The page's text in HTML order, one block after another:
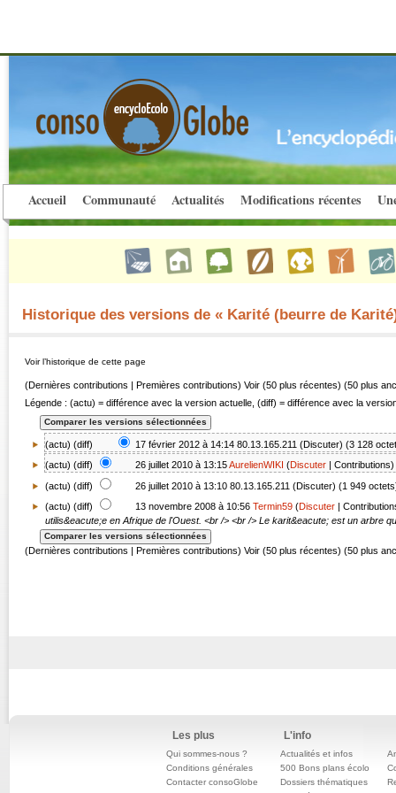
Accueil Communauté Actualités Modifications récentes
Historique des versions de « Karité (beurre de
Voir l’historique de cette page
(Dernières contributions | Premières contributions) Voir (50 plus récentes) (50 plus
Légende : (actu) = différence avec la version actuelle, (diff) = différence avec la
(actu) (diff) 17 février 2012 à 14:14 80.13.165.211 (Discuter) (3 128
(actu) (diff) 26 juillet 2010 à 13:15AurelienWIKI (Discuter Contributions)
(actu) (diff) 26 juillet 2010 à 13:10 80.13.165.211 (Discuter) (1 949
(actu) (diff) 13 novembre 2008 à 10:56 Termin59 (Discuter |
utilis&eacute;e en Afrique de l'Ouest. <br /> <br /> Le karit&eacute; est un arbre
(Dernières contributions | Premières contributions) Voir (50 plus récentes) (50 plus
Les plus
Qui sommes-nous ?
Conditions générales
Contacter consoGlobe
L'info
Actualités et infos
500 Bons plans écolo
Dossiers thématiques